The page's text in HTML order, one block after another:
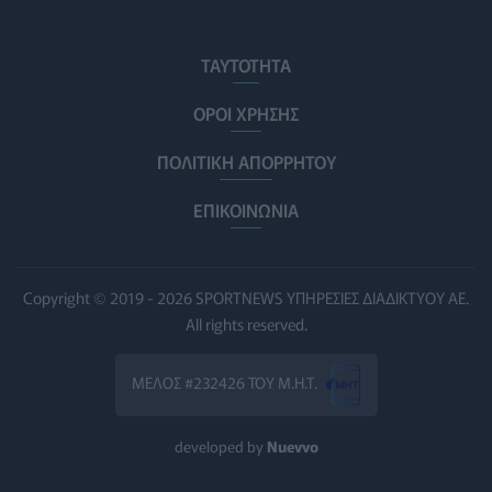
ΕΔΟΕΑΠ: Συστάσεις για τις επερχόμενες ζέστες -
Πότε πρέπει να απευθυνθούμε στον γιατρό μας
06/08/2026 - 14:17
Skin dysmorphia: Όταν η εμμονή με το «τέλειο» δέρμα
αποτελεί πρόβλημα ψυχικής υγείας
06/08/2026 - 14:00
της εφοδιαστικής αλυσίδας φαρμάκων
PHARMA POLICY
Γιατί ξαναπαίρνουμε το χαμένο βάρος; Ο ρόλος του
βιολογικού προγραμματισμού μας
ΤΑΥΤΟΤΗΤΑ
ΟΡΟΙ ΧΡΗΣΗΣ
ΠΟΛΙΤΙΚΗ ΑΠΟΡΡΗΤΟΥ
ΕΠΙΚΟΙΝΩΝΙΑ
Copyright © 2019 - 2026 SPORTNEWS ΥΠΗΡΕΣΙΕΣ ΔΙΑΔΙΚΤΥΟΥ ΑΕ.
All rights reserved.
ΜΕΛΟΣ #232426 ΤΟΥ Μ.Η.Τ.
developed by Nuevvo